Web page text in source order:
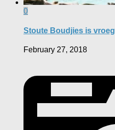
0
Stoute Boudjies is vroeg
February 27, 2018